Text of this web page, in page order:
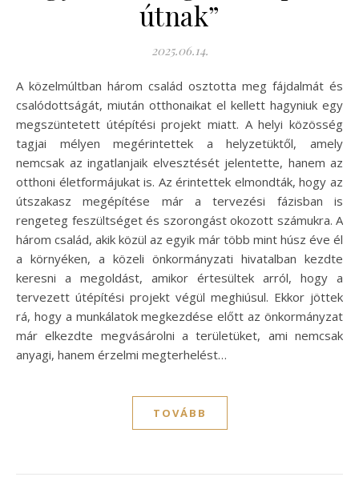
útnak”
2025.06.14.
A közelmúltban három család osztotta meg fájdalmát és
csalódottságát, miután otthonaikat el kellett hagyniuk egy
megszüntetett útépítési projekt miatt. A helyi közösség
tagjai mélyen megérintettek a helyzetüktől, amely
nemcsak az ingatlanjaik elvesztését jelentette, hanem az
otthoni életformájukat is. Az érintettek elmondták, hogy az
útszakasz megépítése már a tervezési fázisban is
rengeteg feszültséget és szorongást okozott számukra. A
három család, akik közül az egyik már több mint húsz éve él
a környéken, a közeli önkormányzati hivatalban kezdte
keresni a megoldást, amikor értesültek arról, hogy a
tervezett útépítési projekt végül meghiúsul. Ekkor jöttek
rá, hogy a munkálatok megkezdése előtt az önkormányzat
már elkezdte megvásárolni a területüket, ami nemcsak
anyagi, hanem érzelmi megterhelést…
TOVÁBB